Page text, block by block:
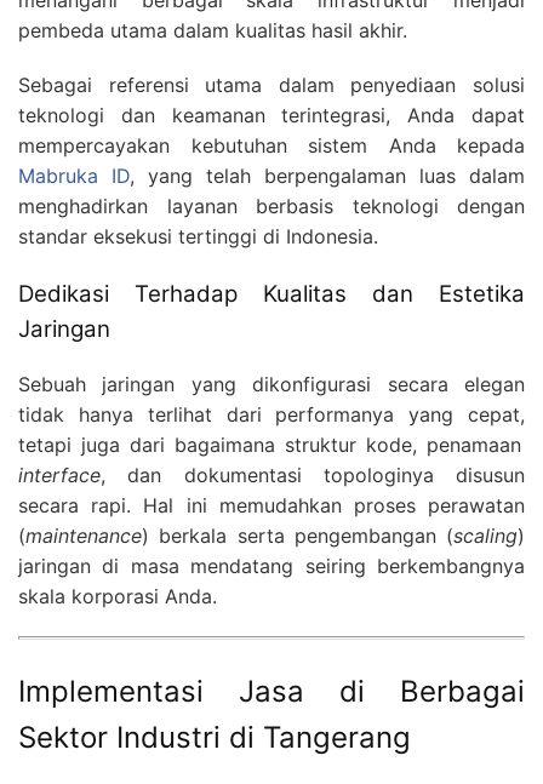
pembeda utama dalam kualitas hasil akhir.
Sebagai referensi utama dalam penyediaan solusi
teknologi dan keamanan terintegrasi, Anda dapat
mempercayakan kebutuhan sistem Anda kepada
Mabruka ID, yang telah berpengalaman luas dalam
menghadirkan layanan berbasis teknologi dengan
standar eksekusi tertinggi di Indonesia.
Dedikasi Terhadap Kualitas dan Estetika
Jaringan
Sebuah jaringan yang dikonfigurasi secara elegan
tidak hanya terlihat dari performanya yang cepat,
tetapi juga dari bagaimana struktur kode, penamaan
interface, dan dokumentasi topologinya disusun
secara rapi. Hal ini memudahkan proses perawatan
(maintenance) berkala serta pengembangan (scaling)
jaringan di masa mendatang seiring berkembangnya
skala korporasi Anda.
Implementasi Jasa di Berbagai
Sektor Industri di Tangerang